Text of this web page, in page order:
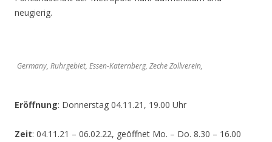
neugierig.
Germany, Ruhrgebiet, Essen-Katernberg, Zeche Zollverein,
Eröffnung: Donnerstag 04.11.21, 19.00 Uhr
Zeit: 04.11.21 – 06.02.22, geöffnet Mo. – Do. 8.30 – 16.00